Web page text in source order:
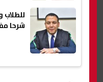
للطلاب
شرحا